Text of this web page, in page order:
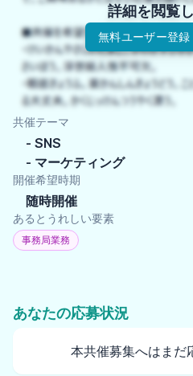
詳細を閲覧
無料ユーザー登録
共催テーマ
SNS
マーケティング
開催希望時期
随時開催
あるとうれしい要素
事務局業務
あなたの応募状況
本共催募集へはまだ